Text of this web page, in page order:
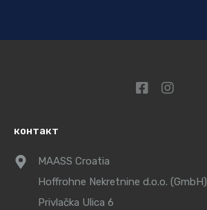
контакт
MAASS Croatia
Hoffrohne Nekretnine d.o.o. (GmbH)
Privlačka Ulica 6